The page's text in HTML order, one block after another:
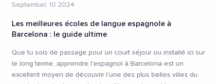
September, 10 2024
Les meilleures écoles de langue espagnole à
Barcelona : le guide ultime
Que tu sois de passage pour un court séjour ou installé ici sur
le long terme, apprendre l'espagnol à Barcelona est un
excellent moyen de découvrir l'une des plus belles villes du